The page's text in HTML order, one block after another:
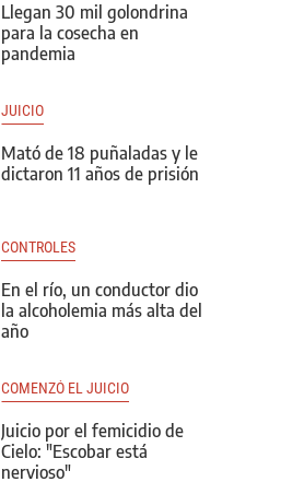
Llegan 30 mil golondrina
para la cosecha en
pandemia
JUICIO
Mató de 18 puñaladas y le
dictaron 11 años de prisión
CONTROLES
En el río, un conductor dio
la alcoholemia más alta del
año
COMENZÓ EL JUICIO
Juicio por el femicidio de
Cielo: "Escobar está
nervioso"